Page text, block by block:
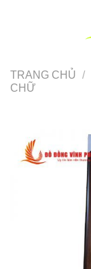
TRANG CHỦ /
CHỮ